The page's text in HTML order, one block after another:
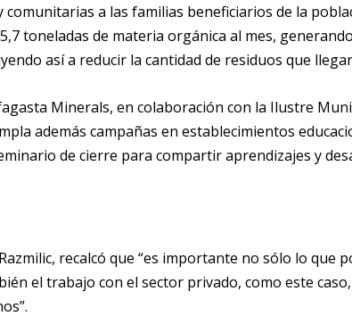
a las familias beneficiarios de la
toneladas de materia orgánica al mes,
así a reducir la cantidad de residuos que
Minerals, en colaboración con la Ilustre
además campañas en establecimientos
de cierre para compartir aprendizajes y
recalcó que “es importante no sólo lo que
el trabajo con el sector privado, como este